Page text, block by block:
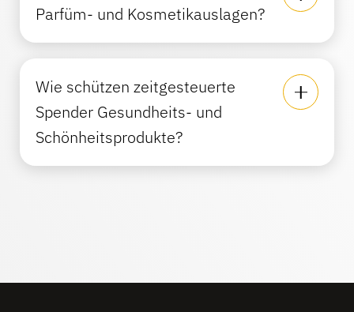
Parfüm- und Kosmetikauslagen?
Wie schützen zeitgesteuerte
Spender Gesundheits- und
Schönheitsprodukte?